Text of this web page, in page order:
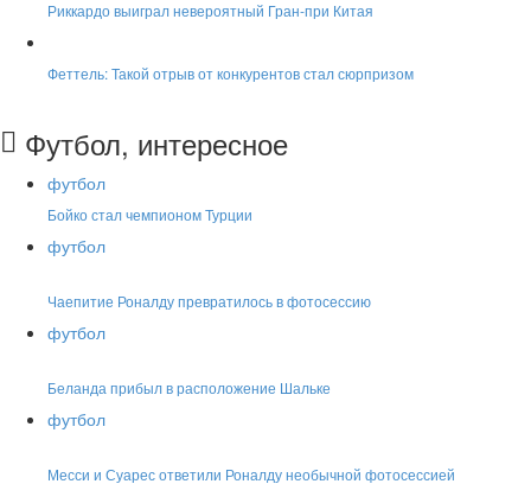
Риккардо выиграл невероятный Гран-при Китая
Феттель: Такой отрыв от конкурентов стал сюрпризом
Футбол, интересное
футбол
Бойко стал чемпионом Турции
футбол
Чаепитие Роналду превратилось в фотосессию
футбол
Беланда прибыл в расположение Шальке
футбол
Месси и Суарес ответили Роналду необычной фотосессией